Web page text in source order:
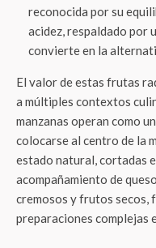
reconocida por su
acidez, respaldado por
convierte en la
El valor de estas frutas
a múltiples contextos
manzanas operan como
colocarse al centro de la
estado natural, cortadas
acompañamiento de
cremosos y frutos
preparaciones complejas